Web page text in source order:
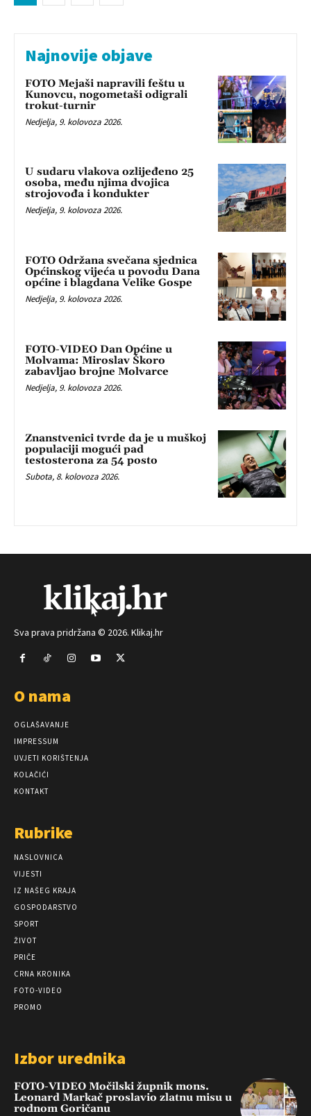
Najnovije objave
FOTO Mejaši napravili feštu u
Kunovcu, nogometaši odigrali
trokut-turnir
Nedjelja, 9. kolovoza 2026.
U sudaru vlakova ozlijeđeno 25
osoba, među njima dvojica
strojovođa i kondukter
Nedjelja, 9. kolovoza 2026.
FOTO Održana svečana sjednica
Općinskog vijeća u povodu Dana
općine i blagdana Velike Gospe
Nedjelja, 9. kolovoza 2026.
FOTO-VIDEO Dan Općine u
Molvama: Miroslav Škoro
zabavljao brojne Molvarce
Nedjelja, 9. kolovoza 2026.
Znanstvenici tvrde da je u muškoj
populaciji mogući pad
testosterona za 54 posto
Subota, 8. kolovoza 2026.
Sva prava pridržana © 2026. Klikaj.hr
O nama
OGLAŠAVANJE
IMPRESSUM
UVJETI KORIŠTENJA
KOLAČIĆI
KONTAKT
Rubrike
NASLOVNICA
VIJESTI
IZ NAŠEG KRAJA
GOSPODARSTVO
SPORT
ŽIVOT
PRIČE
CRNA KRONIKA
FOTO-VIDEO
PROMO
Izbor urednika
FOTO-VIDEO Močilski župnik mons.
Leonard Markač proslavio zlatnu misu u
rodnom Goričanu